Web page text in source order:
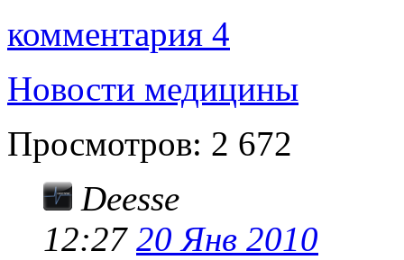
комментария 4
Новости медицины
Просмотров: 2 672
Deesse
12:27 20 Янв 2010